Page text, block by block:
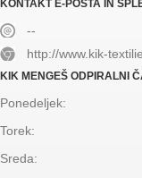
KONTAKT E-POŠTA IN
--
http://www.kik-
KIK MENGEŠ ODPIRALNI
Ponedeljek:
Torek:
Sreda: